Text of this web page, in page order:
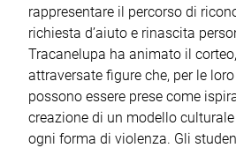
rappresentare il percorso di
richiesta d’aiuto e rinascita
Tracanelupa ha animato il
attraversate figure che, per le
possono essere prese come
creazione di un modello
ogni forma di violenza. Gli